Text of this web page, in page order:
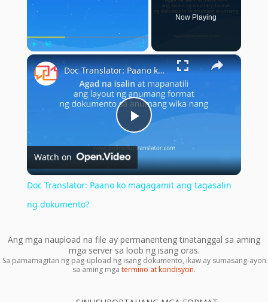
Play Unmute Fullscreen
Now Playing
×
Play
Video
Doc Translator: Paano ko magagamit ang tagasalin ng dokumento?
Watch on
Doc Translator: Paano ko magagamit ang tagasalin
ng dokumento?
Ang mga naupload na file ay permanenteng tinatanggal sa aming
mga server sa loob ng isang oras.
Sa pamamagitan ng pag-upload ng isang dokumento, ikaw ay sumasang-ayon
sa aming mga termino at kondisyon.